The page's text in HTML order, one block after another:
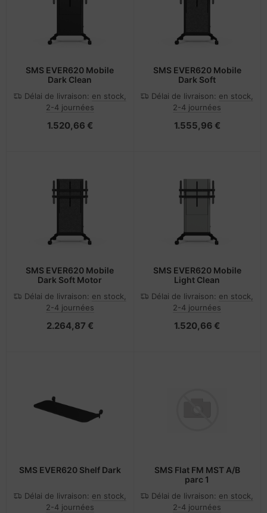
SMS EVER620 Mobile
Dark Clean
Délai de livraison: en stock,
2-4 journées
1.520,66 €
SMS EVER620 Mobile
Dark Soft
Délai de livraison: en stock,
2-4 journées
1.555,96 €
SMS EVER620 Mobile
Dark Soft Motor
Délai de livraison: en stock,
2-4 journées
2.264,87 €
SMS EVER620 Mobile
Light Clean
Délai de livraison: en stock,
2-4 journées
1.520,66 €
SMS EVER620 Shelf Dark
Délai de livraison: en stock,
2-4 journées
SMS Flat FM MST A/B
parc 1
Délai de livraison: en stock,
2-4 journées